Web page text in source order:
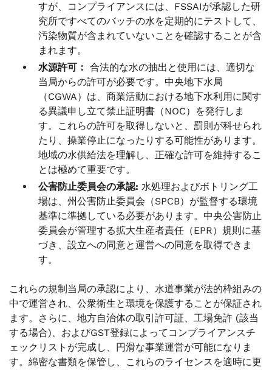
すが、コンプライアンスには、FSSAIが承認した研
究所ですべてのバッチの水を定期的にテストして、
汚染物質が含まれていないことを確認することが含
まれます。
水源許可： 合法的な水の抽出と使用には、適切な
当局からの許可が必要です。中央地下水局
（CGWA）は、商業活動における地下水利用に関す
る異議申し立て禁止証明書（NOC）を発行しま
す。これらの許可を取得しないと、罰則が科せられ
たり、操業停止になったりする可能性があります。
地域の水供給法を理解し、正確な許可を維持するこ
とは極めて重要です。
公害防止委員会の承認: 水処理およびボトリング工
場は、州公害防止委員会（SPCB）が監督する環境
基準に準拠している必要があります。中央公害防止
委員会が管理する拡大生産者責任（EPR）規則に基
づき、設立への同意と運営への同意を取得できま
す。
これらの規制当局の承認により、水道事業が法的枠組みの
中で運営され、公衆衛生と環境を保護することが保証され
ます。さらに、地方自治体の取引許可証、工場免許 (該当
する場合)、およびGST登録によってコンプライアンスチ
ェックリストが完成し、円滑な事業運営が可能になりま
す。綿密な書類を保管し、これらのライセンスを適時に更